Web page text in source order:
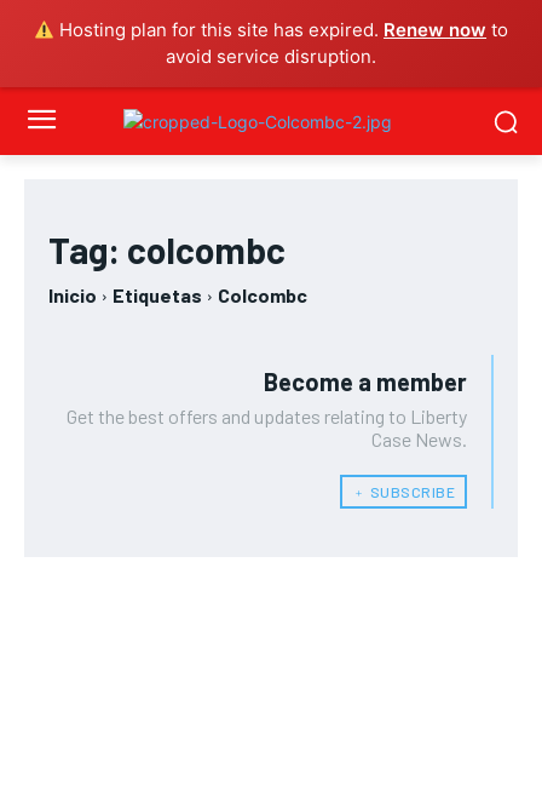
Hosting plan for this site has expired. Renew now to
avoid service disruption.
Tag: colcombc
Inicio Etiquetas Colcombc
Become a member
Get the best offers and updates relating to Liberty
Case News.
﹢ SUBSCRIBE